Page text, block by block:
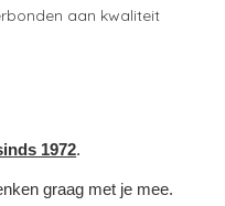
aan kwaliteit
1972.
graag met je mee.